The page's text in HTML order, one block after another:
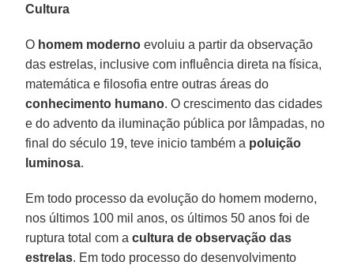
Cultura
O homem moderno evoluiu a partir da observação
das estrelas, inclusive com influência direta na física,
matemática e filosofia entre outras áreas do
conhecimento humano. O crescimento das cidades
e do advento da iluminação pública por lâmpadas, no
final do século 19, teve inicio também a poluição
luminosa.
Em todo processo da evolução do homem moderno,
nos últimos 100 mil anos, os últimos 50 anos foi de
ruptura total com acultura de observação das
estrelas. Em todo processo do desenvolvimento